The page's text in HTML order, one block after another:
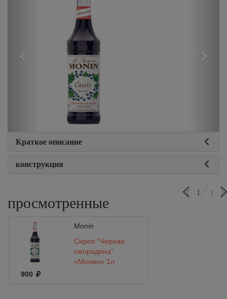
Краткое описание
конструкция
просмотренные
1 1
Monin
Сироп ”Черная
смородина”
«Монин» 1л
900